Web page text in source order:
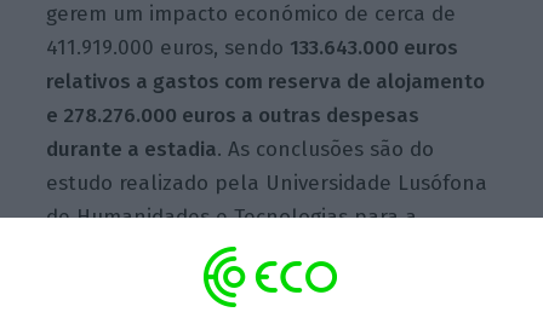
gerem um impacto económico de cerca de
411.919.000 euros, sendo 133.643.000 euros
relativos a gastos com reserva de alojamento
e 278.276.000 euros a outras despesas
durante a estadia. As conclusões são do
estudo realizado pela Universidade Lusófona
de Humanidades e Tecnologias para a
onlineHomeAway, naquele que
representa o primeiro barómetro nacional